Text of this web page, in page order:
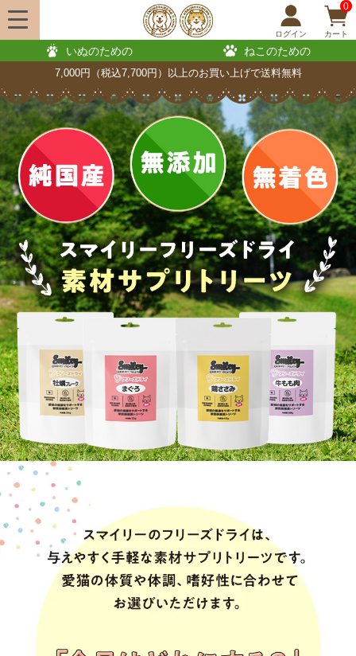
ログイン
0
カート
いぬのための ねこのための
7,000円（税込7,700円）以上のお買い上げで送料無料